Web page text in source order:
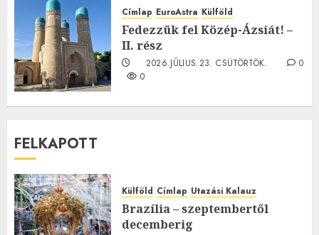
2026.JÚLIUS.23. CSÜTÖRTÖK.
0
Címlap EuroAstra Külföld
Fedezzük fel Közép-Ázsiát! –
II. rész
2026.JÚLIUS.23. CSÜTÖRTÖK.
0
0
FELKAPOTT
Külföld Címlap Utazási Kalauz
Brazília – szeptembertől
decemberig